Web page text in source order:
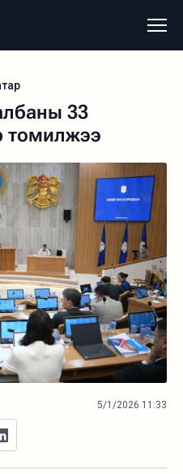
33
томилжээ
5/1/2026 11:33